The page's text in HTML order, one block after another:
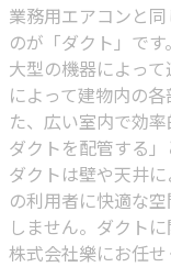
業務用エアコンと
のが「ダクト」です。
大型の機器によっ
によって建物内の
た、広い室内で効
ダクトを配管する」
ダクトは壁や天井
の利用者に快適な
しません。ダクト
株式会社樂にお任せ